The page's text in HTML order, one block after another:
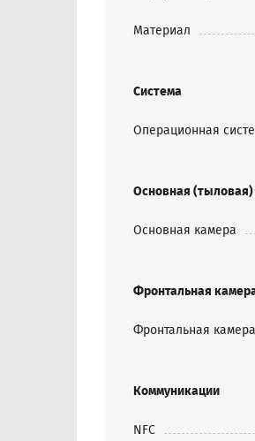
Материал
Система
Операционная
Основная
Основная камера
Фронтальная
Фронтальная камера
Коммуникации
NFC